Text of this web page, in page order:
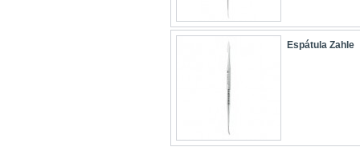
Espátula Zahle